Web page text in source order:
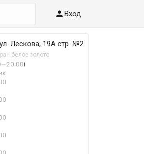
Вход
Лескова, 19А стр. №2
белое золото
i